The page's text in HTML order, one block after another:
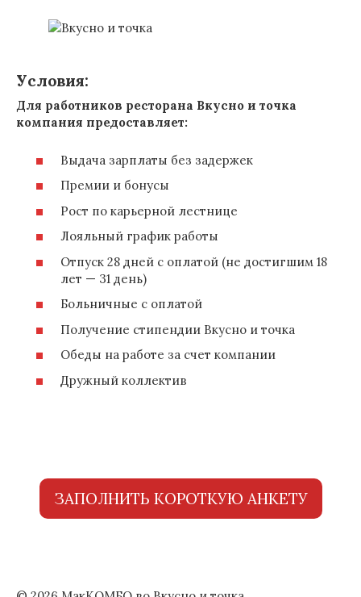
Условия:
Для работников ресторана Вкусно и точка
компания предоставляет:
Выдача зарплаты без задержек
Премии и бонусы
Рост по карьерной лестнице
Лояльный график работы
Отпуск 28 дней с оплатой (не достигшим 18
лет — 31 день)
Больничные с оплатой
Получение стипендии Вкусно и точка
Обеды на работе за счет компании
Дружный коллектив
ЗАПОЛНИТЬ КОРОТКУЮ АНКЕТУ